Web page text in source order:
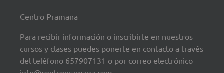
Centro Pramana
Para recibir información o inscribirte en nuestros
cursos y clases puedes ponerte en contacto a través
del teléfono 657907131 o por correo electrónico